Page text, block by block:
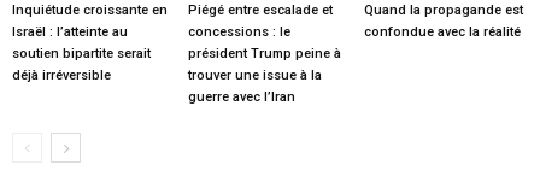
Inquiétude croissante en
Israël : l’atteinte au
soutien bipartite serait
déjà irréversible
Piégé entre escalade et
concessions : le
président Trump peine à
trouver une issue à la
guerre avec l’Iran
Quand la propagande est
confondue avec la réalité